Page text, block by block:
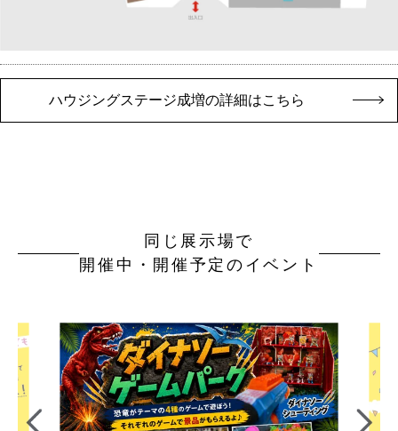
ハウジングステージ成増の詳細はこちら
同じ展示場で
開催中・開催予定のイベント